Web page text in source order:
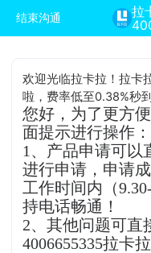
结束沟通
拉
欢迎光临拉卡拉！拉卡
啦，费率低至0.38%秒
您好，为了更方
面提示进行操作：
1、产品申请可以
进行申请，申请
工作时间内（
持电话畅通！
2、其他问题可直
4006655335拉卡